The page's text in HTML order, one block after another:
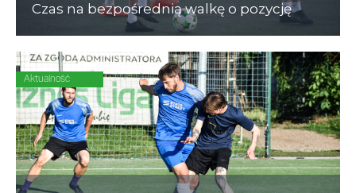
Czas na bezpośrednią walkę o pozycję
lidera w I Lidze A i III Lidze C. Naprzeciw
siebie stają Dedax z DIAMOND i ZAJC
Akcesoria z Korporatami.
Aktualność